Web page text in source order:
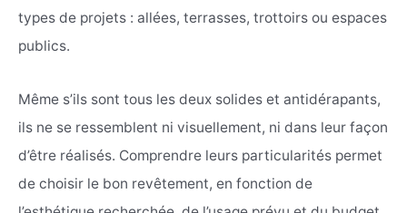
types de projets : allées, terrasses, trottoirs ou espaces
publics.
Même s’ils sont tous les deux solides et antidérapants,
ils ne se ressemblent ni visuellement, ni dans leur façon
d’être réalisés. Comprendre leurs particularités permet
de choisir le bon revêtement, en fonction de